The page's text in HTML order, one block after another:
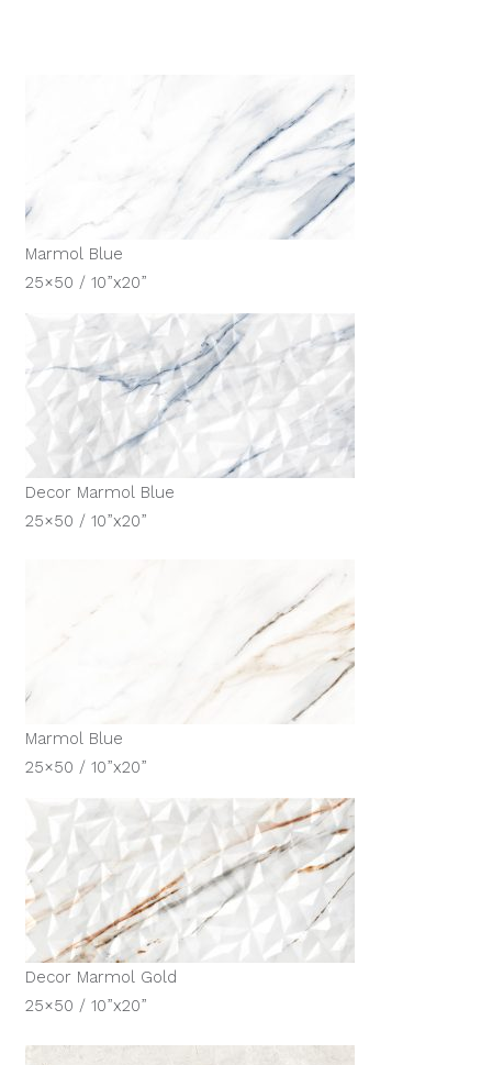
Marmol Blue
25×50 / 10”x20”
Decor Marmol Blue
25×50 / 10”x20”
Marmol Blue
25×50 / 10”x20”
Decor Marmol Gold
25×50 / 10”x20”